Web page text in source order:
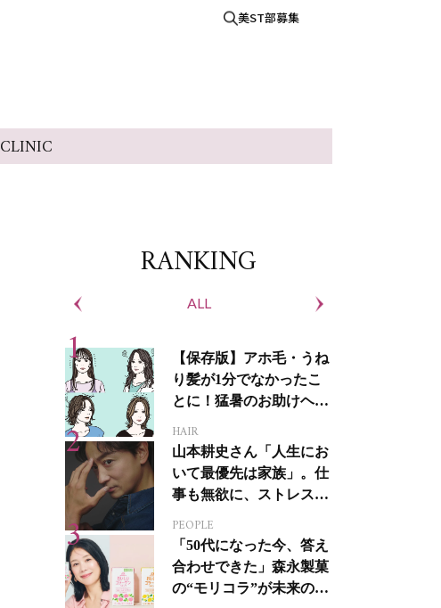
美ST部募集
CLINIC
RANKING
ALL
【保存版】アホ毛・うね
り髪が1分でなかったこ
とに！猛暑のお助けヘア
HAIR
山本耕史さん「人生にお
いて最優先は家族」。仕
事も無欲に、ストレスを
PEOPLE
「50代になった今、答え
合わせできた」森永製菓
の“モリコラ”が未来のキ